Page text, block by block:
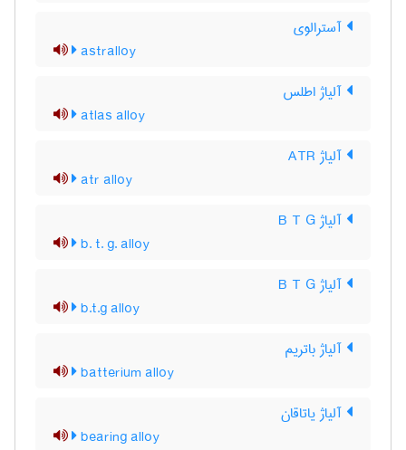
آسترالوی
astralloy
آلیاژ اطلس
atlas alloy
آلیاژ ATR
atr alloy
آلیاژ B T G
b. t. g. alloy
آلیاژ B T G
b.t.g alloy
آلیاژ باتریم
batterium alloy
آلیاژ یاتاقان
bearing alloy